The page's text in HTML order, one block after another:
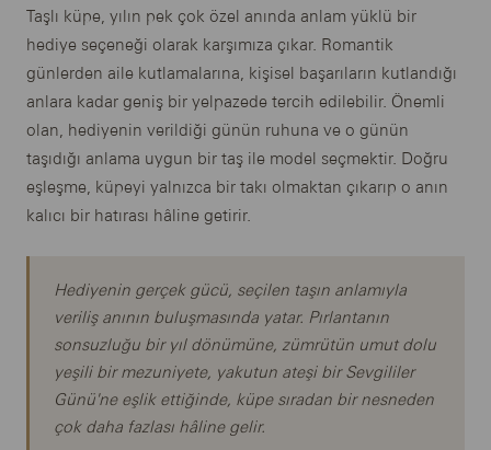
Taşlı küpe, yılın pek çok özel anında anlam yüklü bir
hediye seçeneği olarak karşımıza çıkar. Romantik
günlerden aile kutlamalarına, kişisel başarıların kutlandığı
anlara kadar geniş bir yelpazede tercih edilebilir. Önemli
olan, hediyenin verildiği günün ruhuna ve o günün
taşıdığı anlama uygun bir taş ile model seçmektir. Doğru
eşleşme, küpeyi yalnızca bir takı olmaktan çıkarıp o anın
kalıcı bir hatırası hâline getirir.
Hediyenin gerçek gücü, seçilen taşın anlamıyla
veriliş anının buluşmasında yatar. Pırlantanın
sonsuzluğu bir yıl dönümüne, zümrütün umut dolu
yeşili bir mezuniyete, yakutun ateşi bir Sevgililer
Günü'ne eşlik ettiğinde, küpe sıradan bir nesneden
çok daha fazlası hâline gelir.